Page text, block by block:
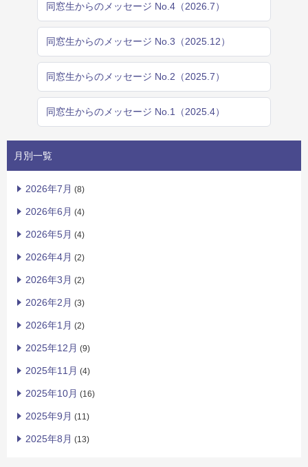
同窓生からのメッセージ No.4（2026.7）
同窓生からのメッセージ No.3（2025.12）
同窓生からのメッセージ No.2（2025.7）
同窓生からのメッセージ No.1（2025.4）
月別一覧
2026年7月 (8)
2026年6月 (4)
2026年5月 (4)
2026年4月 (2)
2026年3月 (2)
2026年2月 (3)
2026年1月 (2)
2025年12月 (9)
2025年11月 (4)
2025年10月 (16)
2025年9月 (11)
2025年8月 (13)